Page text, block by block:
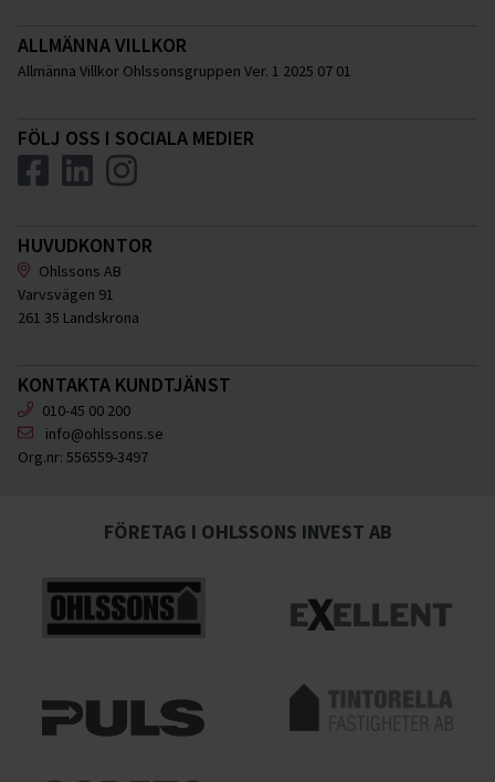
Katrineholm
Flen
ALLMÄNNA VILLKOR
Allmänna Villkor Ohlssonsgruppen Ver. 1 2025 07 01
FÖLJ OSS I SOCIALA MEDIER
HUVUDKONTOR
Ohlssons AB
Varvsvägen 91
261 35 Landskrona
KONTAKTA KUNDTJÄNST
010-45 00 200
info@ohlssons.se
Org.nr: 556559-3497
FÖRETAG I OHLSSONS INVEST AB